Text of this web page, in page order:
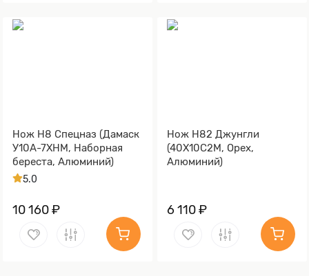
Нож Н8 Спецназ (Дамаск
У10А-7ХНМ, Наборная
береста, Алюминий)
5.0
10 160 ₽
Нож Н82 Джунгли
(40Х10С2М, Орех,
Алюминий)
6 110 ₽